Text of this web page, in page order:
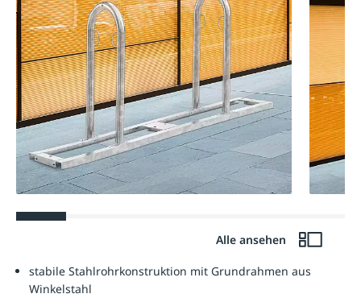
Alle ansehen
stabile Stahlrohrkonstruktion mit Grundrahmen aus
Winkelstahl